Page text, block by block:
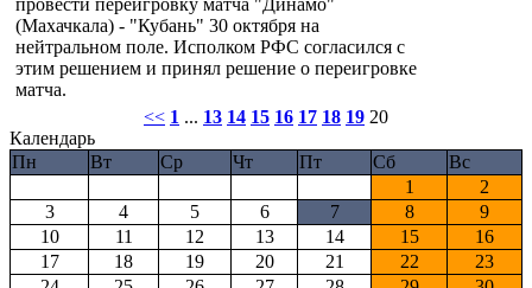
(Махачкала) - "Кубань" 30 октября на
нейтральном поле. Исполком РФС согласился с
этим решением и принял решение о переигровке
матча.
<< 1 ... 13 14 15 16 17 18 19 20
Календарь
Пн
Вт Ср Чт Пт Сб
Вс
1
2
3
4 5 6 7 8
9
10
11 12 13 14 15
16
17
18 19 20 21 22
23